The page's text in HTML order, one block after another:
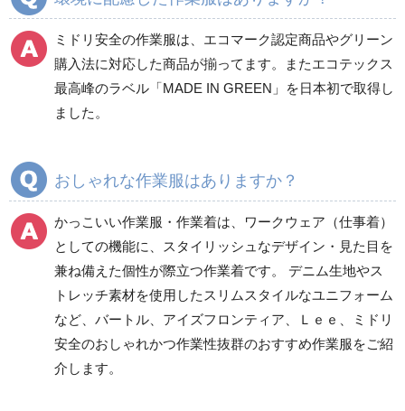
ワークパンツ
春夏ワークパンツ作業
ズボン
秋冬ワークパンツ作業
ズボン
ツ
クリーンウェアワーク
パンツ
カーゴパンツ
春夏カーゴパンツ作業
ズボン
ズボン
レディース作業着
ブルゾン
シャツ
ミドリ安全の作業服は、エコマーク認定商品やグリーン
購入法に対応した商品が揃ってます。またエコテックス
最高峰のラベル「MADE IN GREEN」を日本初で取得し
ました。
おしゃれな作業服はありますか？
かっこいい作業服・作業着は、ワークウェア（仕事着）
としての機能に、スタイリッシュなデザイン・見た目を
兼ね備えた個性が際立つ作業着です。 デニム生地やス
トレッチ素材を使用したスリムスタイルなユニフォーム
など、バートル、アイズフロンティア、Ｌｅｅ、ミドリ
安全のおしゃれかつ作業性抜群のおすすめ作業服をご紹
介します。